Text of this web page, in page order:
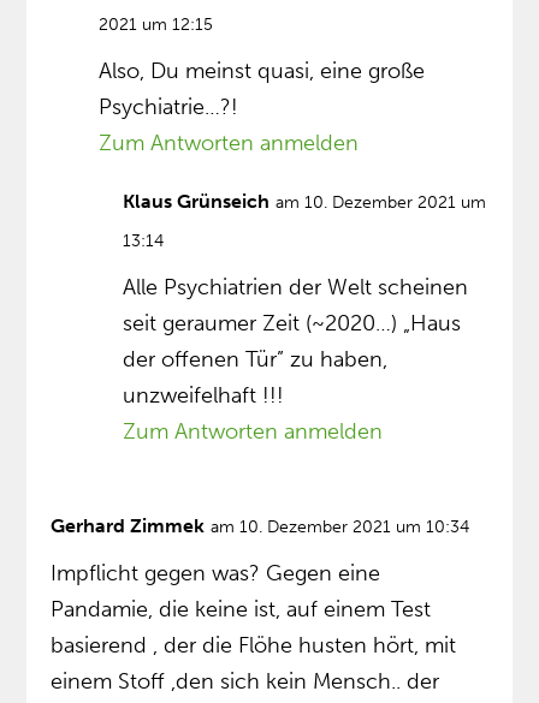
2021 um 12:15
Also, Du meinst quasi, eine große
Psychiatrie…?!
Zum Antworten anmelden
Klaus Grünseich am 10. Dezember 2021 um
13:14
Alle Psychiatrien der Welt scheinen
seit geraumer Zeit (~2020…) „Haus
der offenen Tür” zu haben,
unzweifelhaft !!!
Zum Antworten anmelden
Gerhard Zimmek am 10. Dezember 2021 um 10:34
Impflicht gegen was? Gegen eine
Pandamie, die keine ist, auf einem Test
basierend , der die Flöhe husten hört, mit
einem Stoff ,den sich kein Mensch.. der